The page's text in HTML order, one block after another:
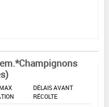
DÉLAIS AVANT
RÉCOLTE